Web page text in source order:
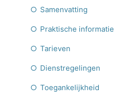
Samenvatting
Praktische informatie
Tarieven
Dienstregelingen
Toegankelijkheid